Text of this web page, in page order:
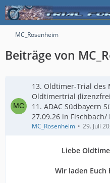
MC_Rosenheim
Beiträge von
13. Oldtimer-Trial des
Oldtimertrial
11. ADAC Südbayern
27.09.26 in Fischbach/
MC_Rosenheim 29. Juli
Liebe
Wir laden